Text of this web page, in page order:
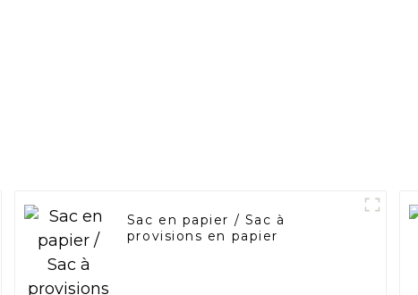
Sac en papier / Sac à
provisions en papier